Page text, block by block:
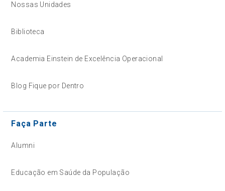
Nossas Unidades
Biblioteca
Academia Einstein de Excelência Operacional
Blog Fique por Dentro
Faça Parte
Alumni
Educação em Saúde da População